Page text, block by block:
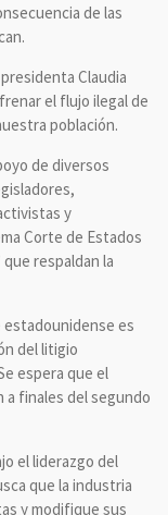
de las
Claudia
el flujo ilegal de
población.
de diversos
y
Corte de Estados
respaldan la
estadounidense es
del litigio
espera que el
a finales del segundo
el liderazgo del
que la industria
y modifique sus